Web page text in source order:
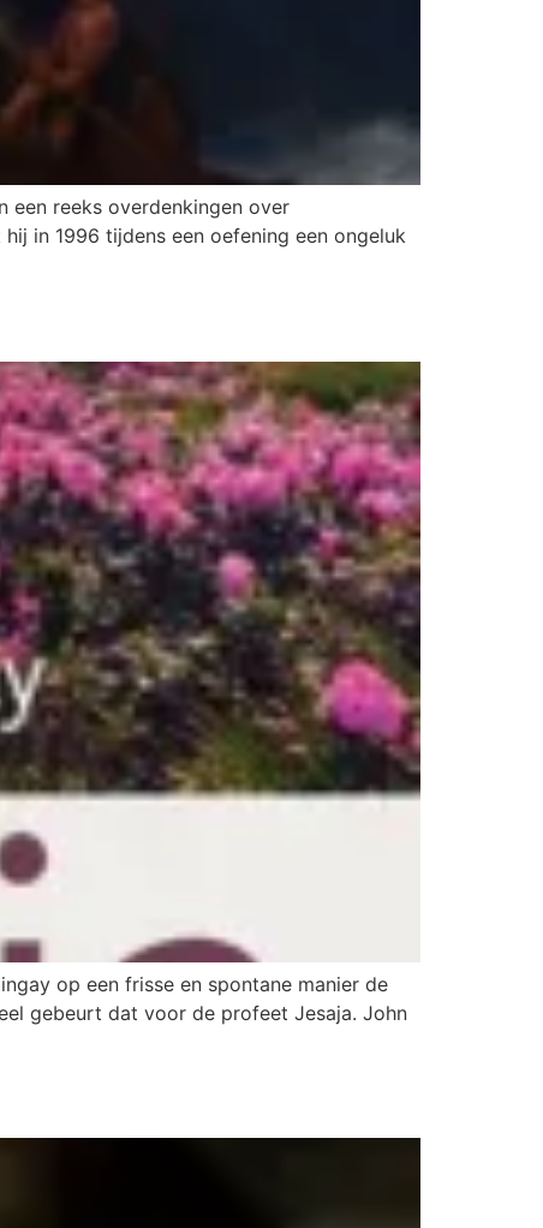
een reeks overdenkingen over
in 1996 tijdens een oefening een ongeluk
op een frisse en spontane manier de
gebeurt dat voor de profeet Jesaja. John